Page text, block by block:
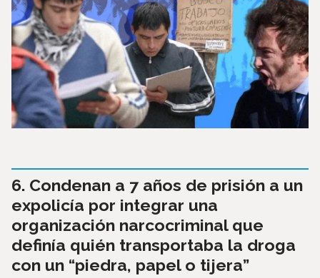
Condenan a 7 años de prisión a un
expolicía por integrar una
organización narcocriminal que
definía quién transportaba la droga
con un “piedra, papel o tijera”